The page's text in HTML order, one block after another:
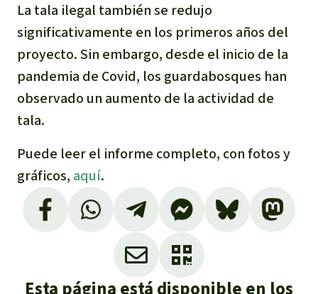
La tala ilegal también se redujo
significativamente en los primeros años del
proyecto. Sin embargo, desde el inicio de la
pandemia de Covid, los guardabosques han
observado un aumento de la actividad de
tala.
Puede leer el informe completo, con fotos y
gráficos, aquí.
Esta página está disponible en los